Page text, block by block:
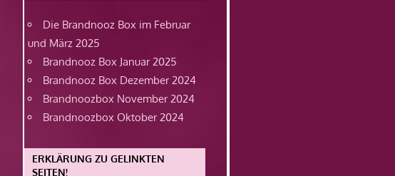
Die Brandnooz Box im Februar
und März 2025
Brandnooz Box Januar 2025
Brandnooz Box Dezember 2024
Brandnoozbox November 2024
Brandnoozbox Oktober 2024
ERKLÄRUNG ZU GELINKTEN
SEITEN!